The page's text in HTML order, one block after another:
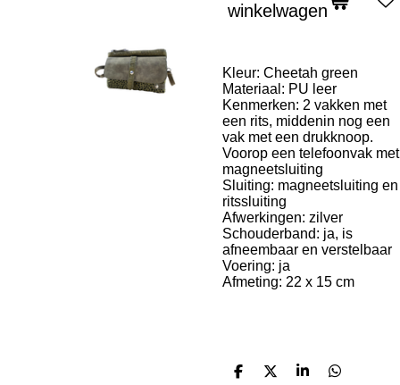
winkelwagen
Kleur: Cheetah green
Materiaal: PU leer
Kenmerken: 2 vakken met
een rits, middenin nog een
vak met een drukknoop.
Voorop een telefoonvak met
magneetsluiting
Sluiting: magneetsluiting en
ritssluiting
Afwerkingen: zilver
Schouderband: ja, is
afneembaar en verstelbaar
Voering: ja
Afmeting: 22 x 15 cm
D
D
S
D